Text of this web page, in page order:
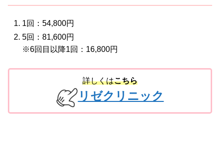
1回：54,800円
5回：81,600円
※6回目以降1回：16,800円
詳しくはこちら
リゼクリニック